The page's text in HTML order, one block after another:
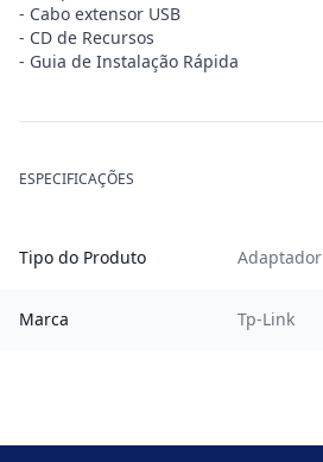
- Cabo extensor USB
- CD de Recursos
- Guia de Instalação Rápida
ESPECIFICAÇÕES
Tipo do Produto
Marca Tp-Link